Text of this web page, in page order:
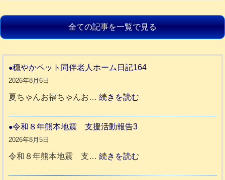
全ての記事を一覧で見る
穏やかペット同伴老人ホーム日記164
2026年8月6日
夏ちゃんお福ちゃんお…続きを読む
令和８年熊本地震 支援活動報告3
2026年8月5日
令和８年熊本地震 支…続きを読む